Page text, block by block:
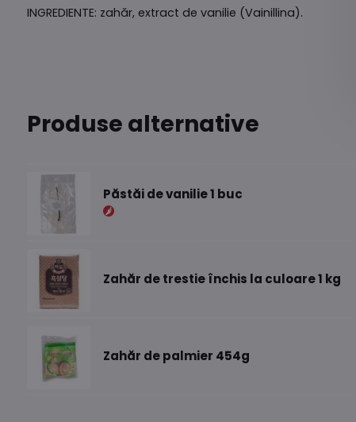
INGREDIENTE: zahăr, extract de vanilie (Vainillina).
Produse alternative
Păstăi de vanilie 1 buc
Zahăr de trestie închis la culoare 1 kg
Zahăr de palmier 454g